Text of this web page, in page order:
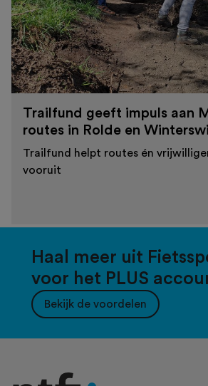
Trailfund geeft impuls aan
routes in Rolde en
Trailfund helpt routes én
vooruit
Haal meer uit
voor het PLUS
Bekijk de voordelen